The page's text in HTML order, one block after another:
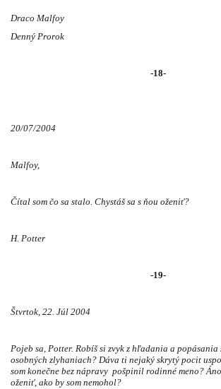
Draco Malfoy
Denný Prorok
-18-
20/07/2004
Malfoy,
Čítal som čo sa stalo. Chystáš sa s ňou oženiť?
H. Potter
-19-
Štvrtok, 22. Júl 2004
Pojeb sa, Potter. Robíš si zvyk z hľadania a popásania
osobných zlyhaniach? Dáva ti nejaký skrytý pocit
som konečne bez nápravy pošpinil rodinné meno?
oženiť, ako by som nemohol?